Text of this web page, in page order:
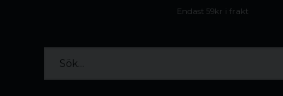
Endast 59kr i frakt